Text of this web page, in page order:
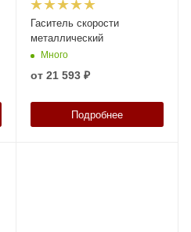
Гаситель скорости
металлический
Много
от 21 593 ₽
Подробнее